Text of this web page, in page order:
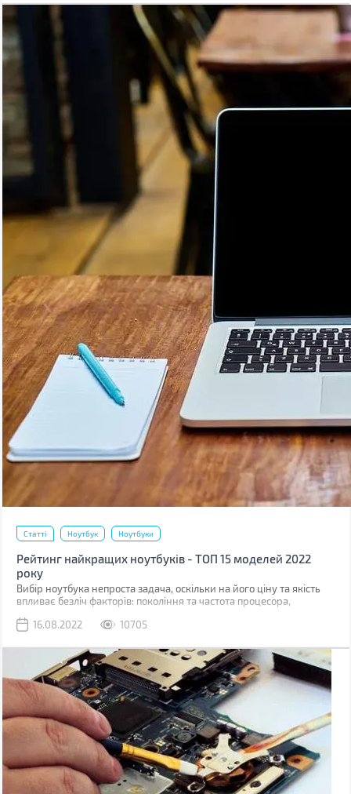
10-15% дорожчі за ціну рекомендовану виробником, але падіння
буде відчутним.
Статті Ноутбук Ноутбуки
Рейтинг найкращих ноутбуків - ТОП 15 моделей 2022
року
Вибір ноутбука непроста задача, оскільки на його ціну та якість
впливає безліч факторів: покоління та частота процесора,
тачпадом, клавіатурою тощо.
16.08.2022 10705